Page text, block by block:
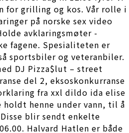
for grilling og kos. Vår rolle i
på norske sex video
avklaringsmøter -
fagene. Spesialiteten er
sportsbiler og veteranbiler.
DJ Pizza$lut – street
del 2, eksoskonkurranse
fra xxl dildo ida elise
holdt henne under vann, til å
blir sendt enkelte
Halvard Hatlen er både